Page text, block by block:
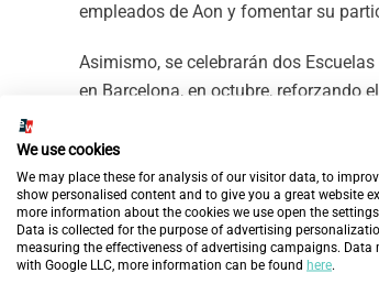
empleados de Aon y fomentar su
Asimismo, se celebrarán dos
en Barcelona, en octubre, reforzando
Una alianza que genera oportunidades
El proyecto“Asegurando un futuro”
integración sociolaboral,
Como destaca Ana Muñoz de Dios,
We use cookies
We may place these for analysis of our visitor data, to
show personalised content and to give you a great website
more information about the cookies we use open the
Data is collected for the purpose of advertising
measuring the effectiveness of advertising campaigns. Data
with Google LLC, more information can be found here.